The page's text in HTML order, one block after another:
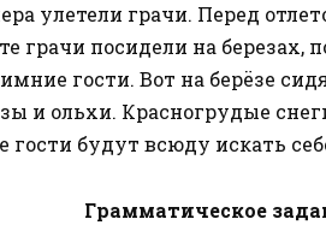
улетели грачи. Перед
грачи посидели на березах,
гости. Вот на берёзе
и ольхи. Красногрудые
будут всюду искать
Грамматическое